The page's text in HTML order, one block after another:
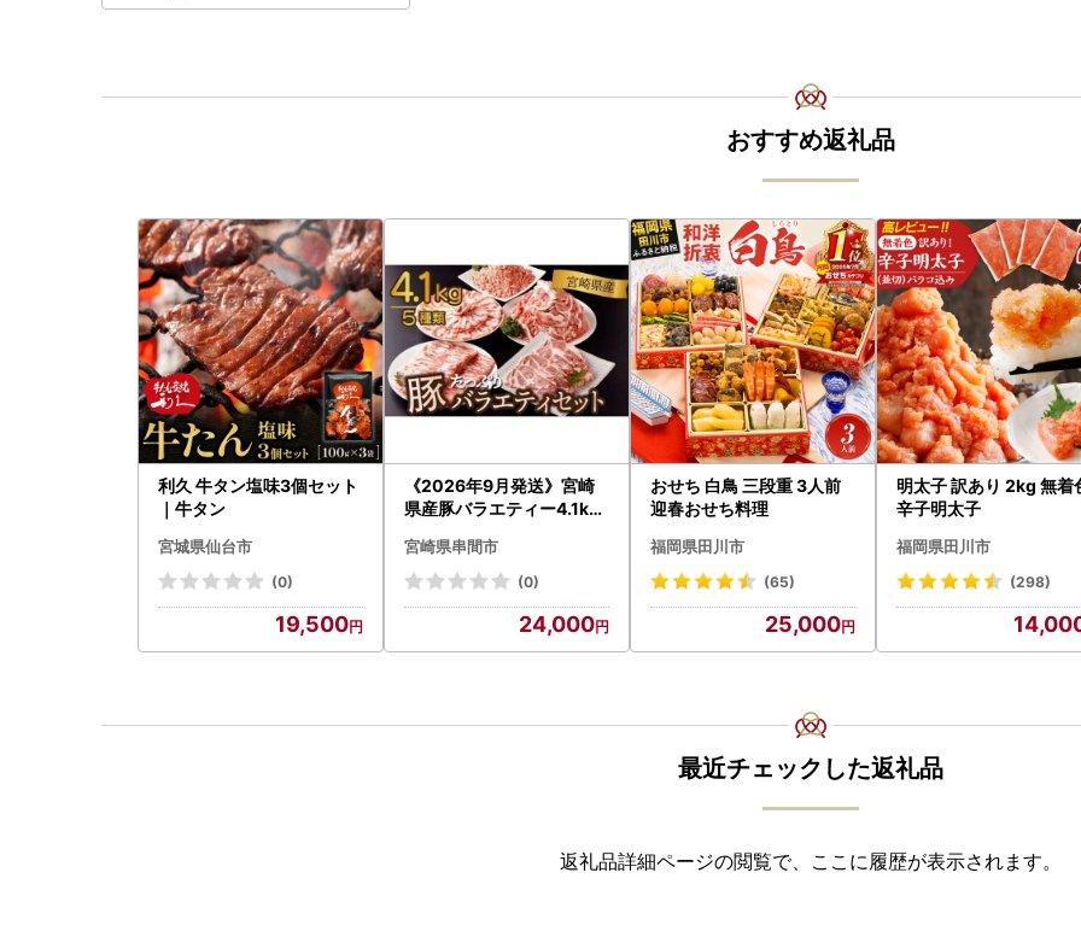
おすすめ返礼品
利久 牛タン塩味3個セット
｜牛タン
宮城県仙台市
(0)
19,500
《2026年9月発送》宮崎
県産豚バラエティー4.1kg
宮崎県串間市
(0)
24,000
おせち 白鳥 三段重 3人前
迎春おせち料理
福岡県田川市
(65)
25,000
明太子 訳あり 2kg 無着
辛子明太子
福岡県田川市
(298)
最近チェックした返礼品
返礼品詳細ページの閲覧で、ここに履歴が表示されます。